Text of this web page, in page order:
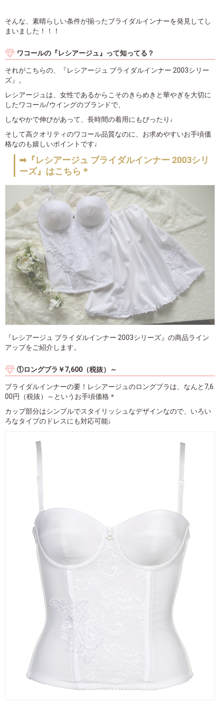
そんな、素晴らしい条件が揃ったブライダルインナーを発見してし
まいました！！！
ワコールの『レシアージュ』って知ってる？
それがこちらの、『レシアージュ ブライダルインナー 2003シリー
ズ』。
レシアージュは、女性であるからこそのきらめきと華やぎを大切に
したワコール/ウイングのブランドで、
しなやかで伸びがあって、長時間の着用にもぴったり♩
そして高クオリティのワコール品質なのに、お求めやすいお手頃価
格なのも嬉しいポイントです♩
➡『レシアージュ ブライダルインナー 2003シリ
ーズ』はこちら＊
『レシアージュ ブライダルインナー 2003シリーズ』の商品ライン
アップをご紹介します。
①ロングブラ￥7,600（税抜）～
ブライダルインナーの要！レシアージュのロングブラは、なんと7,6
00円（税抜）～というお手頃価格＊
カップ部分はシンプルでスタイリッシュなデザインなので、いろい
ろなタイプのドレスにも対応可能♩